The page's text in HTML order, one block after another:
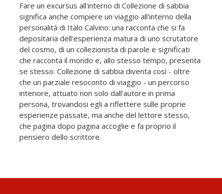
Fare un excursus all'interno di Collezione di sabbia
significa anche compiere un viaggio all'interno della
personalità di Italo Calvino: una racconta che si fa
depositaria dell'esperienza matura di uno scrutatore
del cosmo, di un collezionista di parole e significati
che racconta il mondo e, allo stesso tempo, presenta
se stesso. Collezione di sabbia diventa così - oltre
che un parziale resoconto di viaggio - un percorso
interiore, attuato non solo dall'autore in prima
persona, trovandosi egli a riflettere sulle proprie
esperienze passate, ma anche del lettore stesso,
che pagina dopo pagina accoglie e fa proprio il
pensiero dello scrittore.